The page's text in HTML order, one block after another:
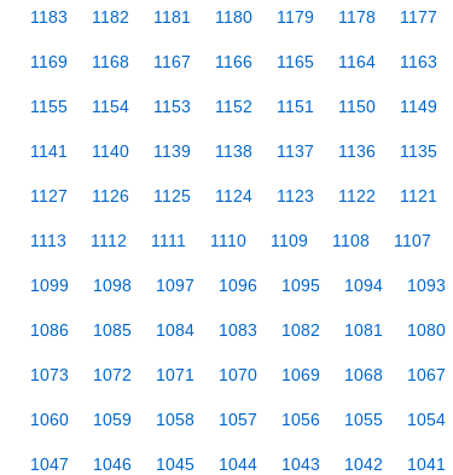
1183 1182 1181 1180 1179 1178 1177
1169 1168 1167 1166 1165 1164 1163
1155 1154 1153 1152 1151 1150 1149
1141 1140 1139 1138 1137 1136 1135
1127 1126 1125 1124 1123 1122 1121
1113 1112 1111 1110 1109 1108 1107
1099 1098 1097 1096 1095 1094 1093
1086 1085 1084 1083 1082 1081 1080
1073 1072 1071 1070 1069 1068 1067
1060 1059 1058 1057 1056 1055 1054
1047 1046 1045 1044 1043 1042 1041